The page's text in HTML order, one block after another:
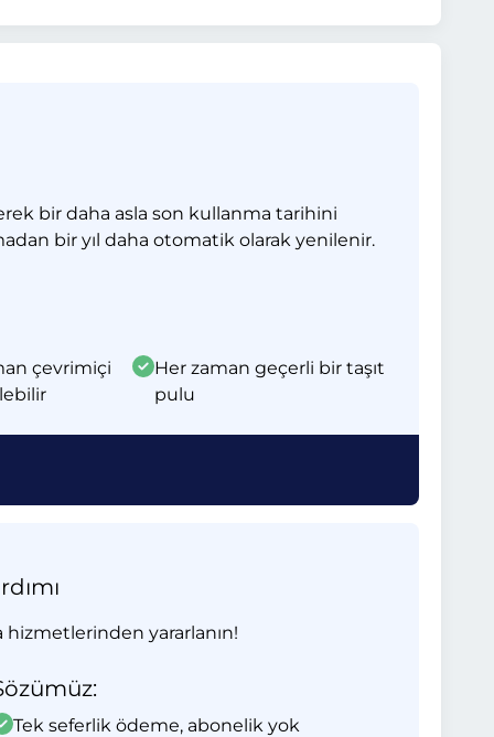
bir daha asla son kullanma tarihini
bir yıl daha otomatik olarak yenilenir.
çevrimiçi
Her zaman geçerli bir taşıt
pulu
yararlanın!
Tek seferlik ödeme, abonelik yok